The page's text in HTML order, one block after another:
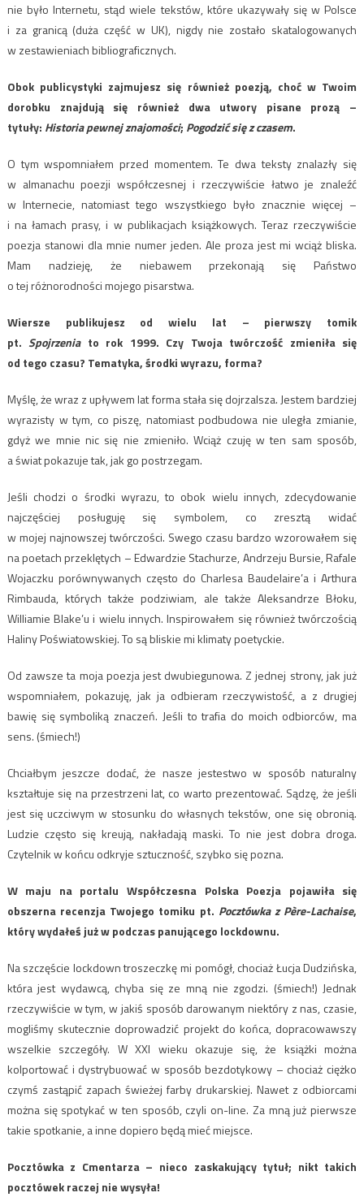
nie było Internetu, stąd wiele tekstów, które ukazywały się w Polsce
i za granicą (duża część w UK), nigdy nie zostało skatalogowanych
w zestawieniach bibliograficznych.
Obok publicystyki zajmujesz się również poezją, choć w Twoim
dorobku znajdują się również
dwa utwory pisane prozą –
tytuły: Historia pewnej znajomości; Pogodzić się z czasem.
O tym wspomniałem przed momentem. Te dwa teksty znalazły się
w almanachu poezji współczesnej i rzeczywiście łatwo je znaleźć
w Internecie, natomiast tego wszystkiego było znacznie więcej –
i na łamach prasy, i w publikacjach książkowych. Teraz rzeczywiście
poezja stanowi dla mnie numer jeden. Ale proza jest mi wciąż bliska.
Mam nadzieję, że niebawem przekonają się Państwo
o tej różnorodności mojego pisarstwa.
Wiersze publikujesz od wielu lat – pierwszy tomik
pt.Spojrzeniato rok 1999. Czy Twoja twórczość zmieniła się
od tego czasu? Tematyka, środki wyrazu, forma?
Myślę, że wraz z upływem lat forma stała się dojrzalsza. Jestem bardziej
wyrazisty w tym, co piszę, natomiast podbudowa nie uległa zmianie,
gdyż we mnie nic się nie zmieniło. Wciąż czuję w ten sam sposób,
a świat pokazuje tak, jak go postrzegam.
Jeśli chodzi o środki wyrazu, to obok wielu innych, zdecydowanie
najczęściej posługuję się symbolem, co zresztą widać
w mojej najnowszej twórczości. Swego czasu bardzo wzorowałem się
na poetach przeklętych – Edwardzie Stachurze, Andrzeju Bursie, Rafale
Wojaczku porównywanych często do Charlesa Baudelaire’a i Arthura
Rimbauda, których także podziwiam, ale także Aleksandrze Błoku,
Williamie Blake’u i wielu innych. Inspirowałem się również twórczością
Haliny Poświatowskiej. To są bliskie mi klimaty poetyckie.
Od zawsze ta moja poezja jest dwubiegunowa. Z jednej strony, jak już
wspomniałem, pokazuję, jak ja odbieram rzeczywistość, a z drugiej
bawię się symboliką znaczeń. Jeśli to trafia do moich odbiorców, ma
sens. (śmiech!)
Chciałbym jeszcze dodać, że nasze jestestwo w sposób naturalny
kształtuje się na przestrzeni lat, co warto prezentować. Sądzę, że jeśli
jest się uczciwym w stosunku do własnych tekstów, one się obronią.
Ludzie często się kreują, nakładają maski. To nie jest dobra droga.
Czytelnik w końcu odkryje sztuczność, szybko się pozna.
W maju na portalu Współczesna Polska Poezja pojawiła się
obszerna recenzja Twojego tomiku pt. Pocztówka z Père-Lachaise,
który wydałeś już w podczas panującego lockdownu.
Na szczęście lockdown troszeczkę mi pomógł, chociaż Łucja Dudzińska,
która jest wydawcą, chyba się ze mną nie zgodzi. (śmiech!) Jednak
rzeczywiście w tym, w jakiś sposób darowanym niektóry z nas, czasie,
mogliśmy skutecznie doprowadzić projekt do końca, dopracowawszy
wszelkie szczegóły. W XXI wieku okazuje się, że książki można
kolportować i dystrybuować w sposób bezdotykowy – chociaż ciężko
czymś zastąpić zapach świeżej farby drukarskiej. Nawet z odbiorcami
można się spotykać w ten sposób, czyli on-line. Za mną już pierwsze
takie spotkanie, a inne dopiero będą mieć miejsce.
Pocztówka z Cmentarza – nieco zaskakujący tytuł; nikt takich
pocztówek raczej nie wysyła!